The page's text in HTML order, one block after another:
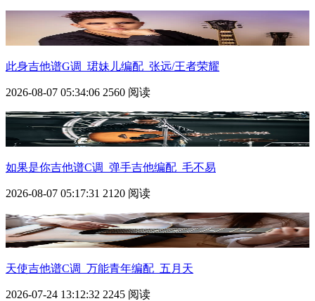
此身吉他谱G调_珺妹儿编配_张远/王者荣耀
2026-08-07 05:34:06 2560 阅读
如果是你吉他谱C调_弹手吉他编配_毛不易
2026-08-07 05:17:31 2120 阅读
天使吉他谱C调_万能青年编配_五月天
2026-07-24 13:12:32 2245 阅读